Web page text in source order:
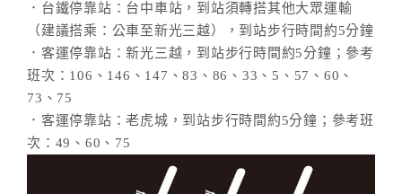
．台鐵停靠站：台中車站，到站須轉搭其他大眾運輸
（建議搭乘：公車至新光三越），到站步行時間約5分鐘
．客運停靠站：新光三越，到站步行時間約5分鐘；參考
班次：106、146、147、83、86、33、5、57、60、
73、75
．客運停靠站：老虎城，到站步行時間約5分鐘；參考班
次：49、60、75